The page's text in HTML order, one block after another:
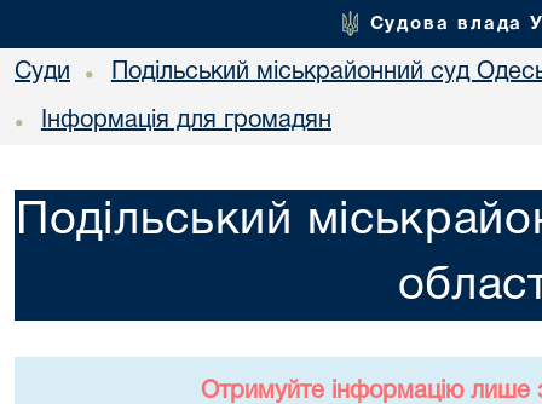
Судова влада
Суди • Подільський міськрайонний суд
• Інформація для громадян
Подільський
Отримуйте інформацію лише